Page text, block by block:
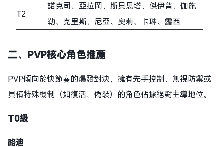
T2
諾克司、亞拉岡、斯貝思塔、傑伊普、伽施
勒、克里斯、尼亞、奧莉、卡琳、露西
二、PVP核心角色推薦
PVP傾向於快節奏的爆發對決，擁有先手控制、無視防禦或
具備特殊機制（如復活、偽裝）的角色佔據絕對主導地位。
T0級
路迪